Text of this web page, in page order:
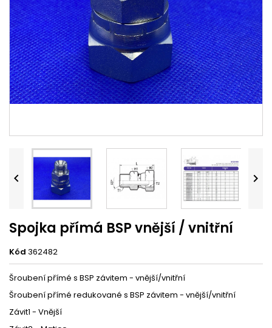
 
Spojka přímá BSP vnější / vnitřní
Kód 362482
Šroubení přímé s BSP závitem - vnější/vnitřní
Šroubení přímé redukované s BSP závitem - vnější/vnitřní
Závit1 - Vnější